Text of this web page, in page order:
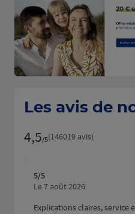
Les avis de
4,5/5Note de 4.5 sur 5
(146019 avis)
5/5
Le 7 août 2026
Explications claires, service